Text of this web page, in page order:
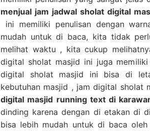
menjual jam jadwal sholat digital
ini memiliki penulisan dengan
mudah untuk di baca, kita tidak
melihat waktu , kita cukup
digital sholat masjid ini juga
digital sholat masjid ini bisa di
kebutuhan masjid , jam digital sholat
digital masjid running text di
dinding karena dengan di etakan di
bisa lebih mudah untuk di baca